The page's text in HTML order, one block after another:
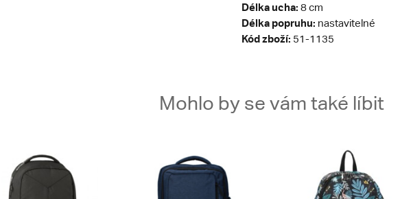
Délka ucha: 8 cm
Délka popruhu: nastavitelné
Kód zboží: 51-1135
Mohlo by se vám také líbit